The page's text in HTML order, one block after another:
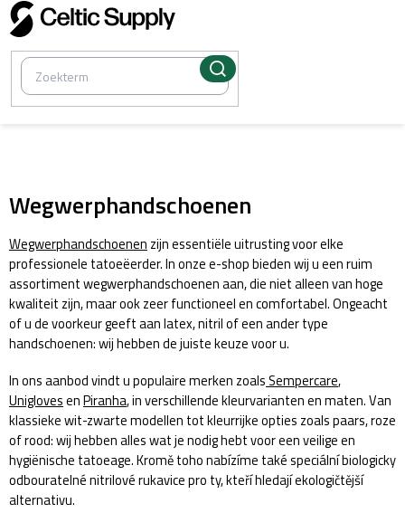
Overslaan
naar
inhoud
Wegwerphandschoenen
Wegwerphandschoenen zijn essentiële uitrusting voor elke
professionele tatoeëerder. In onze e-shop bieden wij u een ruim
assortiment wegwerphandschoenen aan, die niet alleen van hoge
kwaliteit zijn, maar ook zeer functioneel en comfortabel. Ongeacht
of u de voorkeur geeft aan latex, nitril of een ander type
handschoenen: wij hebben de juiste keuze voor u.
In ons aanbod vindt u populaire merken zoalsSempercare,
UniglovesenPiranha, in verschillende kleurvarianten en maten. Van
klassieke wit-zwarte modellen tot kleurrijke opties zoals paars, roze
of rood: wij hebben alles wat je nodig hebt voor een veilige en
hygiënische tatoeage. Kromě toho nabízíme také speciální biologicky
odbouratelné nitrilové rukavice pro ty, kteří hledají ekologičtější
alternativu.